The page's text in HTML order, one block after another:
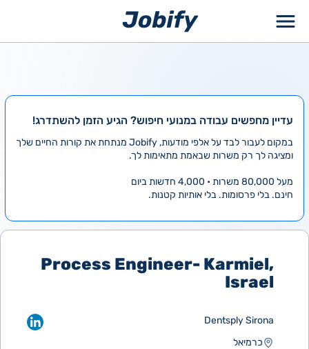
עדיין מחפשים עבודה במנועי חיפוש? הגיע הזמן להשתדרג!
במקום לעבור לבד על אלפי מודעות, Jobify מנתחת את קורות החיים שלך
ומציגה לך רק משרות שבאמת מתאימות לך.
מעל 80,000 משרות • 4,000 חדשות ביום
חינם. בלי פרסומות. בלי אותיות קטנות.
Process Engineer- Karmiel,
Israel
Dentsply Sirona
כרמיאל